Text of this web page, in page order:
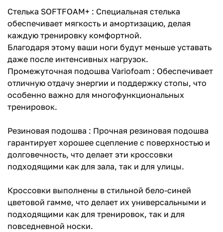
Стелька SOFTFOAM+ : Специальная стелька
обеспечивает мягкость и амортизацию, делая
каждую тренировку комфортной.
Благодаря этому ваши ноги будут меньше уставать
даже после интенсивных нагрузок.
Промежуточная подошва Variofoam : Обеспечивает
отличную отдачу энергии и поддержку стопы, что
особенно важно для многофункциональных
тренировок.
Резиновая подошва : Прочная резиновая подошва
гарантирует хорошее сцепление с поверхностью и
долговечность, что делает эти кроссовки
подходящими как для зала, так и для улицы.
Кроссовки выполнены в стильной бело-синей
цветовой гамме, что делает их универсальными и
подходящими как для тренировок, так и для
повседневной носки.